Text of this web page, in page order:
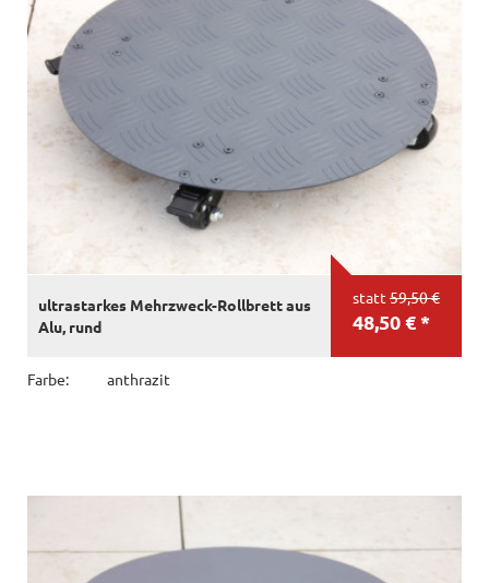
statt 59,50 €
48,50 € *
ultrastarkes Mehrzweck-Rollbrett aus
Alu, rund
Farbe: anthrazit